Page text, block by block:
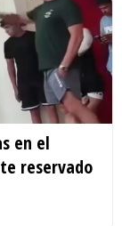
en el
reservado